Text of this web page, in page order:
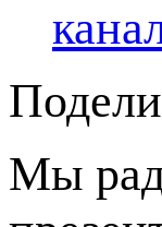
Мы